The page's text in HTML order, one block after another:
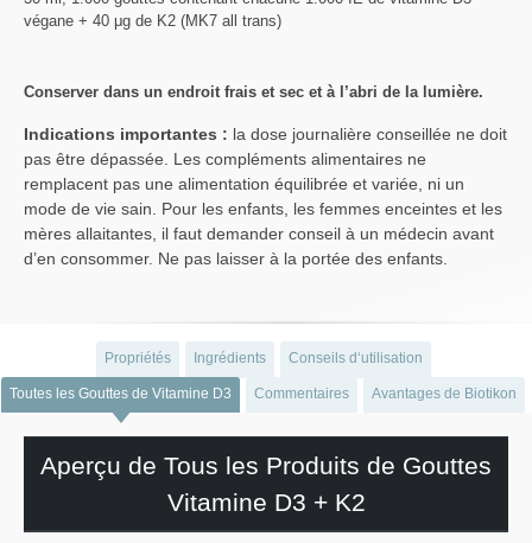
végane + 40 μg de K2 (MK7 all trans)
Conserver dans un endroit frais et sec et à l’abri de la lumière.
Indications importantes : la dose journalière conseillée ne doit
pas être dépassée. Les compléments alimentaires ne
remplacent pas une alimentation équilibrée et variée, ni un
mode de vie sain. Pour les enfants, les femmes enceintes et les
mères allaitantes, il faut demander conseil à un médecin avant
d’en consommer. Ne pas laisser à la portée des enfants.
Propriétés Ingrédients Conseils d‘utilisation
Toutes les Gouttes de Vitamine D3 Commentaires Avantages de Biotikon
Aperçu de Tous les Produits de Gouttes
Vitamine D3 + K2